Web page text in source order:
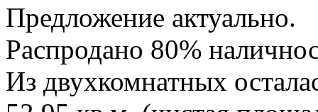
Предложение актуально.
Распродано 80%
Из двухкомнатных